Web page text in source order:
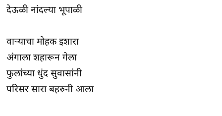
देऊळी नांदल्या भूपाळी
वार्‍याचा मोहक इशारा
अंगाला शहारून गेला
फुलांच्या धुंद सुवासांनी
परिसर सारा बहरुनी आला